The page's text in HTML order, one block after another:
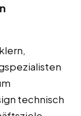
technisch